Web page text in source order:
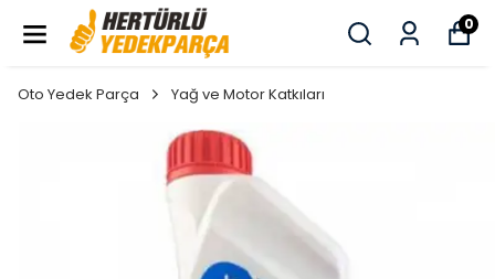
0
Oto Yedek Parça Yağ ve Motor Katkıları